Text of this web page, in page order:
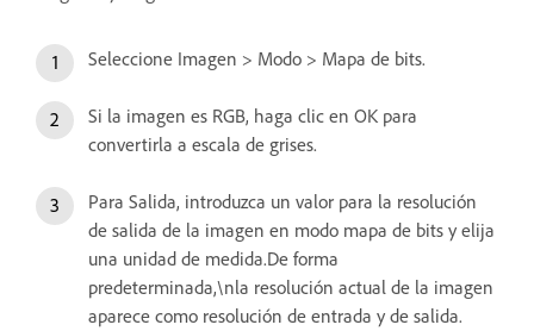
Seleccione Imagen > Modo > Mapa de bits.
Si la imagen es RGB, haga clic en OK para
convertirla a escala de grises.
Para Salida, introduzca un valor para la resolución
de salida de la imagen en modo mapa de bits y elija
una unidad de medida.De forma
predeterminada,\nla resolución actual de la imagen
aparece como resolución de entrada y de salida.